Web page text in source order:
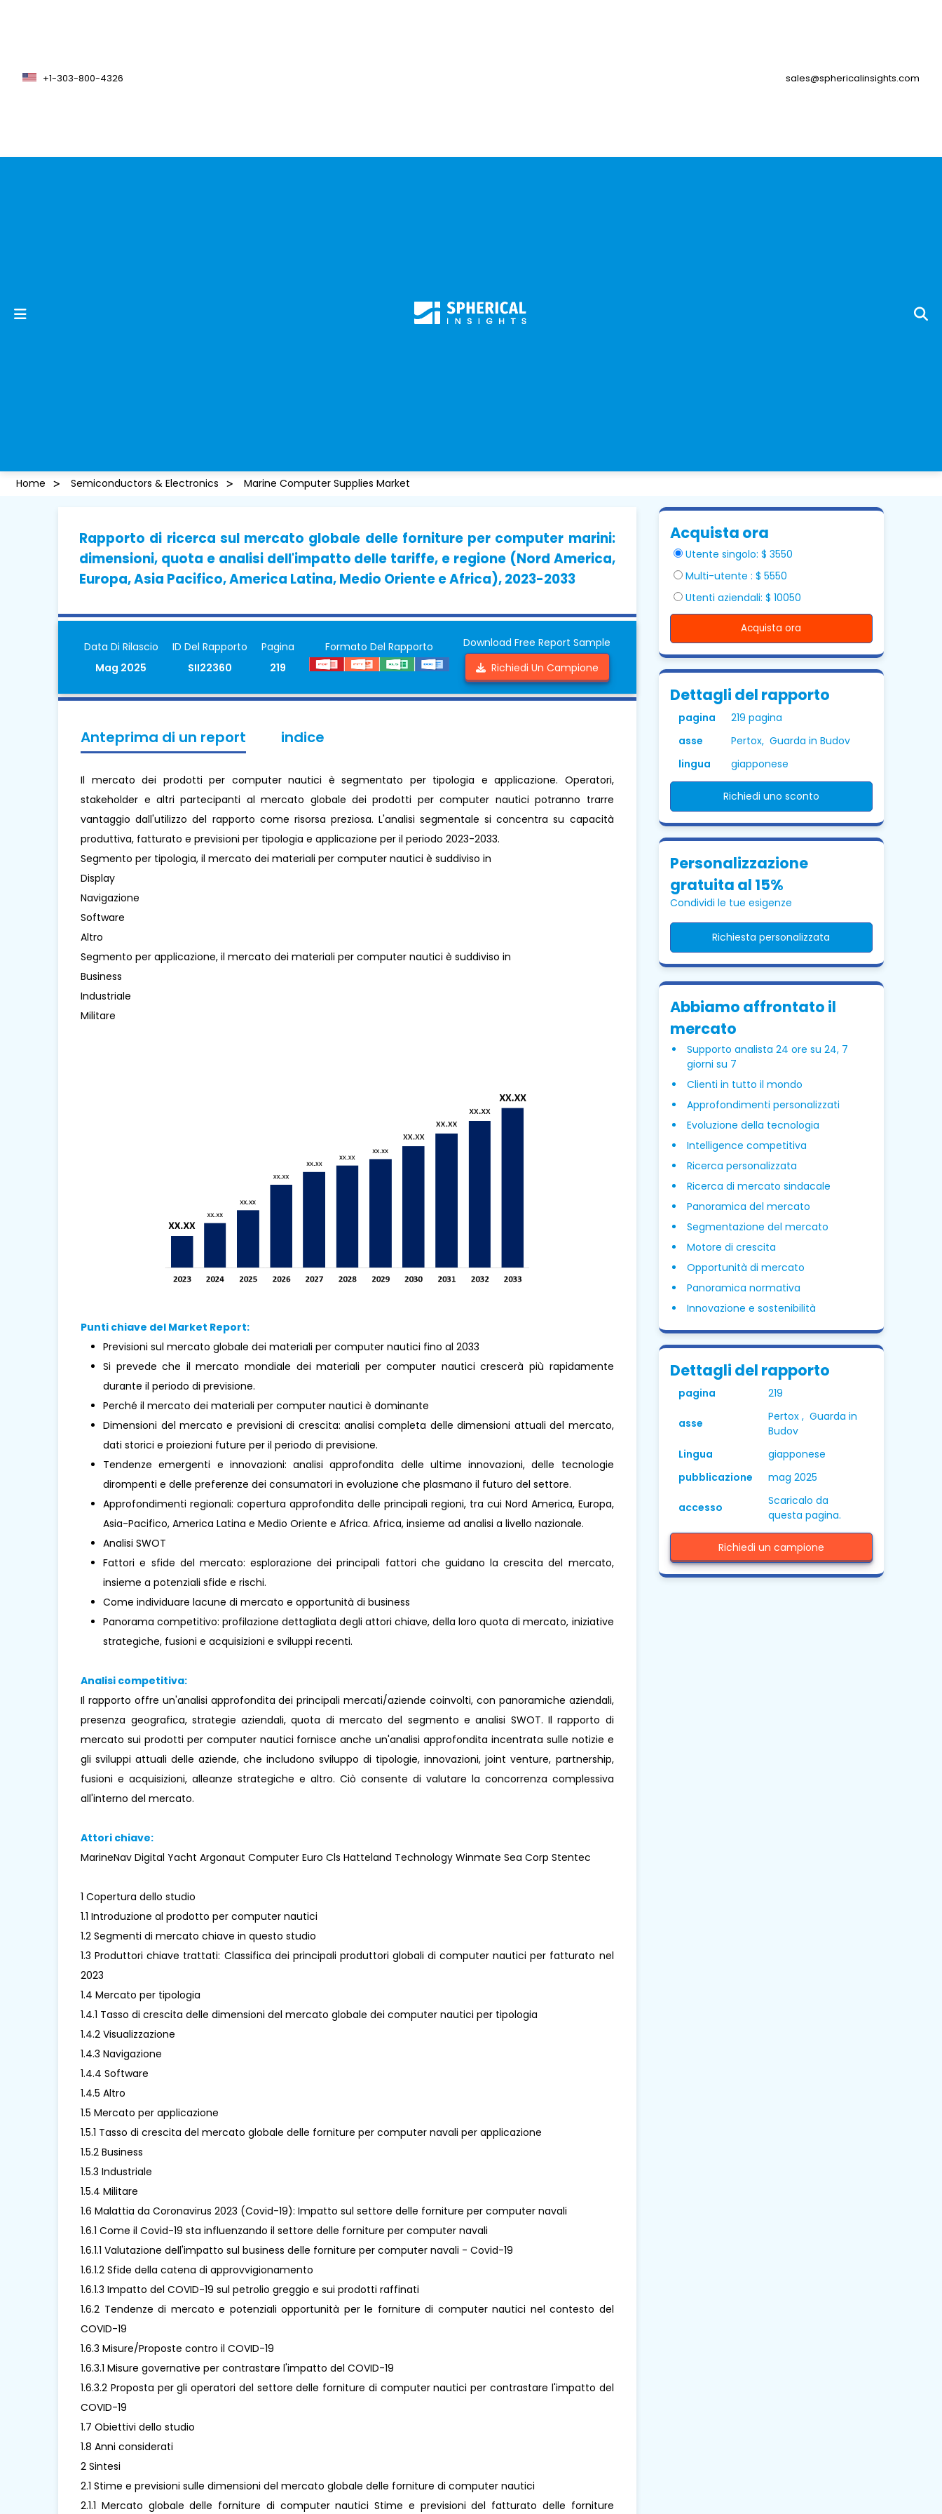
+1-303-800-4326 sales@sphericalinsights.com
Home Semiconductors & Electronics Marine Computer Supplies Market
Rapporto di ricerca sul mercato globale delle forniture per computer marini:
dimensioni, quota e analisi dell'impatto delle tariffe, e regione (Nord America,
Europa, Asia Pacifico, America Latina, Medio Oriente e Africa), 2023-2033
Data Di Rilascio
Mag 2025
ID Del Rapporto
SII22360
Pagina
219
Formato Del Rapporto
Download Free Report Sample
Richiedi Un Campione
Anteprima di un report indice
Il mercato dei prodotti per computer nautici è segmentato per tipologia e applicazione. Operatori,
stakeholder e altri partecipanti al mercato globale dei prodotti per computer nautici potranno trarre
vantaggio dall'utilizzo del rapporto come risorsa preziosa. L'analisi segmentale si concentra su capacità
produttiva, fatturato e previsioni per tipologia e applicazione per il periodo 2023-2033.
Segmento per tipologia, il mercato dei materiali per computer nautici è suddiviso in
Display
Navigazione
Software
Altro
Segmento per applicazione, il mercato dei materiali per computer nautici è suddiviso in
Business
Industriale
Militare
Punti chiave del Market Report:
Previsioni sul mercato globale dei materiali per computer nautici fino al 2033
Si prevede che il mercato mondiale dei materiali per computer nautici crescerà più rapidamente
durante il periodo di previsione.
Perché il mercato dei materiali per computer nautici è dominante
Dimensioni del mercato e previsioni di crescita: analisi completa delle dimensioni attuali del mercato,
dati storici e proiezioni future per il periodo di previsione.
Tendenze emergenti e innovazioni: analisi approfondita delle ultime innovazioni, delle tecnologie
dirompenti e delle preferenze dei consumatori in evoluzione che plasmano il futuro del settore.
Approfondimenti regionali: copertura approfondita delle principali regioni, tra cui Nord America, Europa,
Asia-Pacifico, America Latina e Medio Oriente e Africa. Africa, insieme ad analisi a livello nazionale.
Analisi SWOT
Fattori e sfide del mercato: esplorazione dei principali fattori che guidano la crescita del mercato,
insieme a potenziali sfide e rischi.
Come individuare lacune di mercato e opportunità di business
Panorama competitivo: profilazione dettagliata degli attori chiave, della loro quota di mercato, iniziative
strategiche, fusioni e acquisizioni e sviluppi recenti.
Analisi competitiva:
Il rapporto offre un'analisi approfondita dei principali mercati/aziende coinvolti, con panoramiche aziendali,
presenza geografica, strategie aziendali, quota di mercato del segmento e analisi SWOT. Il rapporto di
mercato sui prodotti per computer nautici fornisce anche un'analisi approfondita incentrata sulle notizie e
gli sviluppi attuali delle aziende, che includono sviluppo di tipologie, innovazioni, joint venture, partnership,
fusioni e acquisizioni, alleanze strategiche e altro. Ciò consente di valutare la concorrenza complessiva
all'interno del mercato.
Attori chiave:
MarineNav Digital Yacht Argonaut Computer Euro Cls Hatteland Technology Winmate Sea Corp Stentec
1 Copertura dello studio
1.1 Introduzione al prodotto per computer nautici
1.2 Segmenti di mercato chiave in questo studio
1.3 Produttori chiave trattati: Classifica dei principali produttori globali di computer nautici per fatturato nel
2023
1.4 Mercato per tipologia
1.4.1 Tasso di crescita delle dimensioni del mercato globale dei computer nautici per tipologia
1.4.2 Visualizzazione
1.4.3 Navigazione
1.4.4 Software
1.4.5 Altro
1.5 Mercato per applicazione
1.5.1 Tasso di crescita del mercato globale delle forniture per computer navali per applicazione
1.5.2 Business
1.5.3 Industriale
1.5.4 Militare
1.6 Malattia da Coronavirus 2023 (Covid-19): Impatto sul settore delle forniture per computer navali
1.6.1 Come il Covid-19 sta influenzando il settore delle forniture per computer navali
1.6.1.1 Valutazione dell'impatto sul business delle forniture per computer navali - Covid-19
1.6.1.2 Sfide della catena di approvvigionamento
1.6.1.3 Impatto del COVID-19 sul petrolio greggio e sui prodotti raffinati
1.6.2 Tendenze di mercato e potenziali opportunità per le forniture di computer nautici nel contesto del
COVID-19
1.6.3 Misure/Proposte contro il COVID-19
1.6.3.1 Misure governative per contrastare l'impatto del COVID-19
1.6.3.2 Proposta per gli operatori del settore delle forniture di computer nautici per contrastare l'impatto del
COVID-19
1.7 Obiettivi dello studio
1.8 Anni considerati
2 Sintesi
2.1 Stime e previsioni sulle dimensioni del mercato globale delle forniture di computer nautici
2.1.1 Mercato globale delle forniture di computer nautici Stime e previsioni del fatturato delle forniture
Acquista ora
Utente singolo: $ 3550
Multi-utente : $ 5550
Utenti aziendali: $ 10050
Acquista ora
Dettagli del rapporto
pagina
219 pagina
asse
Pertox, Guarda in Budov
lingua
giapponese
Richiedi uno sconto
Personalizzazione
gratuita al 15%
Condividi le tue esigenze
Richiesta personalizzata
Abbiamo affrontato il
mercato
Supporto analista 24 ore su 24, 7
giorni su 7
Clienti in tutto il mondo
Approfondimenti personalizzati
Evoluzione della tecnologia
Intelligence competitiva
Ricerca personalizzata
Ricerca di mercato sindacale
Panoramica del mercato
Segmentazione del mercato
Motore di crescita
Opportunità di mercato
Panoramica normativa
Innovazione e sostenibilità
Dettagli del rapporto
pagina 219
asse
Pertox , Guarda in
Budov
Lingua
giapponese
pubblicazione
mag 2025
accesso
Scaricalo da
questa pagina.
Richiedi un campione